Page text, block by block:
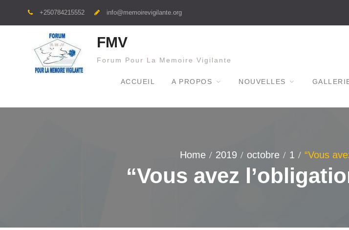
+250784215552 info@memoirevigilante.org
FMV
Forum Pour La Memoire Vigilante
ACCUEIL A PROPOS NOUVELLES
Home 2019 octobre 1 “Vous
“Vous avez